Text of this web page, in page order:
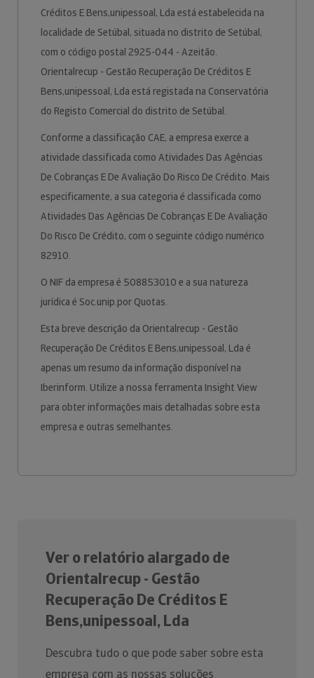
Créditos E Bens,unipessoal, Lda está estabelecida na
localidade de Setúbal, situada no distrito de Setúbal,
com o código postal 2925-044 - Azeitão.
Orientalrecup - Gestão Recuperação De Créditos E
Bens,unipessoal, Lda está registada na Conservatória
do Registo Comercial do distrito de Setúbal.
Conforme a classificação CAE, a empresa exerce a
atividade classificada como Atividades Das Agências
De Cobranças E De Avaliação Do Risco De Crédito. Mais
especificamente, a sua categoria é classificada como
Atividades Das Agências De Cobranças E De Avaliação
Do Risco De Crédito, com o seguinte código numérico
82910.
O NIF da empresa é 508853010 e a sua natureza
jurídica é Soc.unip.por Quotas.
Esta breve descrição da Orientalrecup - Gestão
Recuperação De Créditos E Bens,unipessoal, Lda é
apenas um resumo da informação disponível na
Iberinform. Utilize a nossa ferramenta Insight View
para obter informações mais detalhadas sobre esta
empresa e outras semelhantes.
Ver o relatório alargado de
Orientalrecup - Gestão
Recuperação De Créditos E
Bens,unipessoal, Lda
Descubra tudo o que pode saber sobre esta
empresa com as nossas soluções